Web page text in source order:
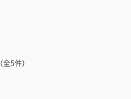
（全5件）